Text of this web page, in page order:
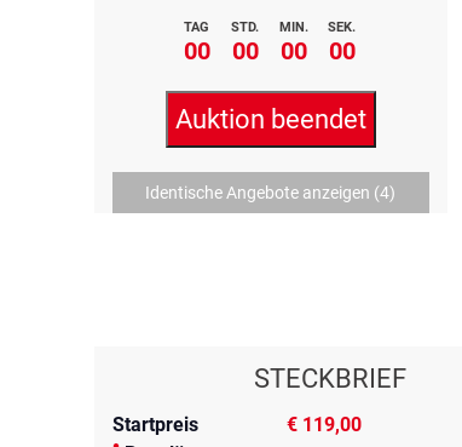
TAG STD. MIN. SEK.
00 00 00 00
Auktion beendet
Identische Angebote anzeigen (4)
STECKBRIEF
Startpreis
€ 119,00